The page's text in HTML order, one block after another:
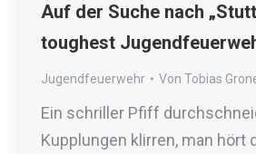
Auf der Suche nach
toughest
Jugendfeuerwehr Von Tobias
Ein schriller Pfiff
Kupplungen klirren, man hört